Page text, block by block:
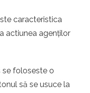
caracteristica
actiunea agenților
se foloseste o
să se usuce la